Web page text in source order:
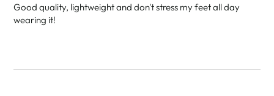
Good quality, lightweight and don't stress my feet all day
wearing it!